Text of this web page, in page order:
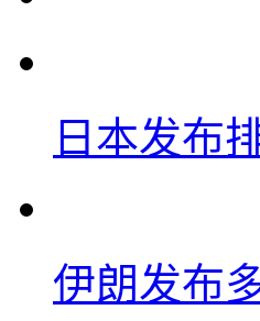
日本发布
伊朗发布